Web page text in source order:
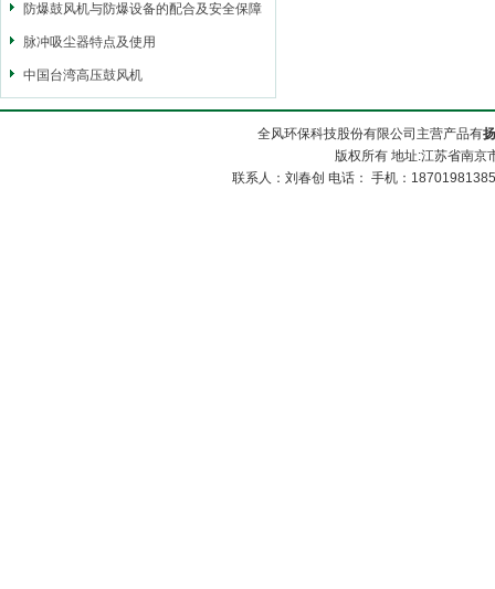
防爆鼓风机与防爆设备的配合及安全保障
措施
脉冲吸尘器特点及使用
中国台湾高压鼓风机
全风环保科技股份有限公司主营产品有
版权所有 地址:江苏省南
联系人：刘春创 电话： 手机：